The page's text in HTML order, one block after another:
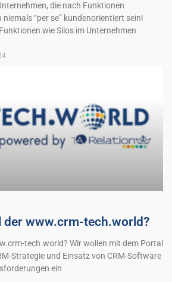
die nach Funktionen
“per se” kundenorientiert sein!
wie Silos im Unternehmen
der www.crm-tech.world?
tech.world? Wir wollen mit dem Portal
Strategie und Einsatz von CRM-Software
ein